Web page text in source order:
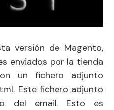
versión de Magento,
enviados por la tienda
un fichero adjunto
Este fichero adjunto
del email. Esto es